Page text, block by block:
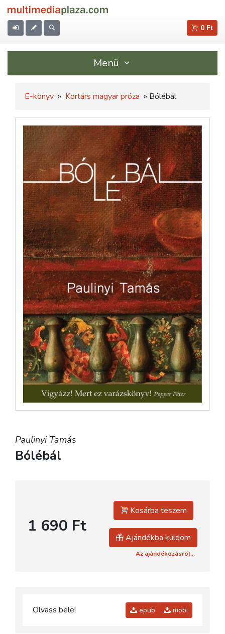
0 Ft
Menü
E-könyv » Kortárs magyar próza » Bólébál
Paulinyi Tamás
Bólébál
1 690 Ft
Kosárba teszem
Ajándékba küldöm
Az ajándékozásról...
Olvass bele! epub mobi